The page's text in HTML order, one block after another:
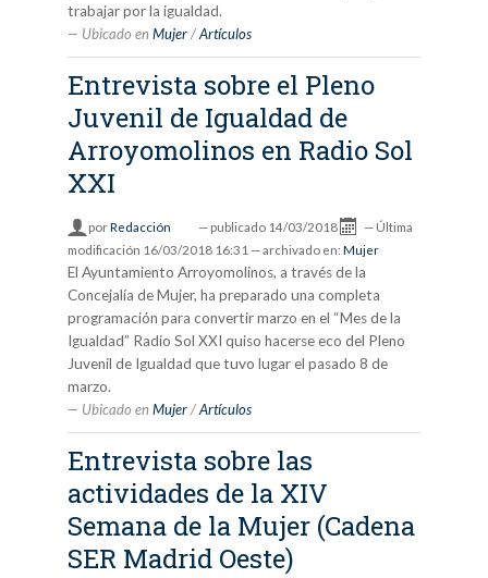
trabajar por la igualdad.
Ubicado en Mujer /Artículos
Entrevista sobre el Pleno
Juvenil de Igualdad de
Arroyomolinos en Radio Sol
XXI
porRedacción — publicado 14/03/2018 — Última
modificación 16/03/2018 16:31 — archivado en: Mujer
El Ayuntamiento Arroyomolinos, a través de la
Concejalía de Mujer, ha preparado una completa
programación para convertir marzo en el “Mes de la
Igualdad” Radio Sol XXI quiso hacerse eco del Pleno
Juvenil de Igualdad que tuvo lugar el pasado 8 de
marzo.
Ubicado en Mujer /Artículos
Entrevista sobre las
actividades de la XIV
Semana de la Mujer (Cadena
SER Madrid Oeste)